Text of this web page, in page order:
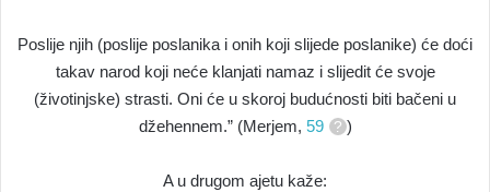
Poslije njih (poslije poslanika i onih koji slijede poslanike) će doći
takav narod koji neće klanjati namaz i slijedit će svoje
(životinjske) strasti. Oni će u skoroj budućnosti biti bačeni u
džehennem.” (Merjem, 59 )
A u drugom ajetu kaže: